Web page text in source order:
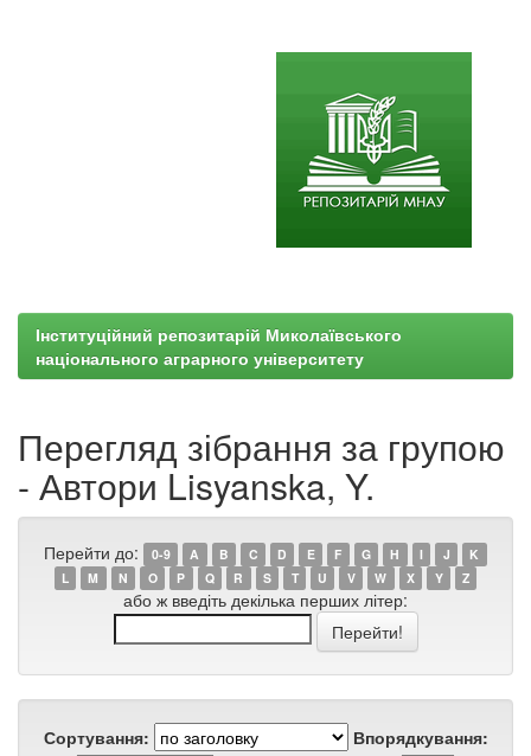
Інституційний репозитарій Миколаївського
національного аграрного університету
Перегляд зібрання за групою
- Автори Lisyanska, Y.
Перейти до: 0-9 A B C D E F G H I J
K
L
M N O P Q R S T U V W X Y Z
або ж введіть декілька перших літер:
Сортування:
Впорядкування: